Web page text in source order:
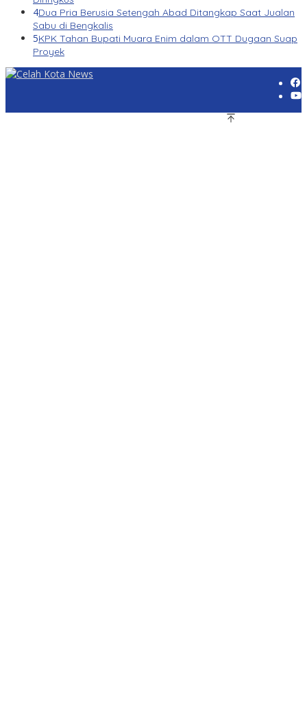
4Dua Pria Berusia Setengah Abad Ditangkap Saat Jualan
Sabu di Bengkalis
5KPK Tahan Bupati Muara Enim dalam OTT Dugaan Suap
Proyek